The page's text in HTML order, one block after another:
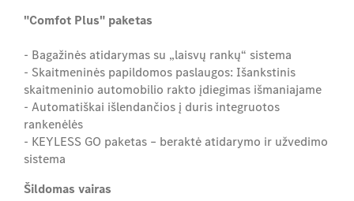
"Comfot Plus" paketas
- Bagažinės atidarymas su „laisvų rankų“ sistema
- Skaitmeninės papildomos paslaugos: Išankstinis
skaitmeninio automobilio rakto įdiegimas išmaniajame
- Automatiškai išlendančios į duris integruotos
rankenėlės
- KEYLESS GO paketas – beraktė atidarymo ir užvedimo
sistema
Šildomas vairas